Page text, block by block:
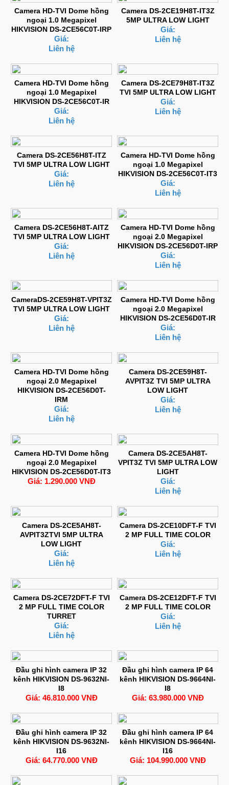
Camera HD-TVI Dome hồng
ngoại 1.0 Megapixel
HIKVISION DS-2CE56C0T-IRP
Giá:
Liên hệ
Camera DS-2CE19H8T-IT3Z
5MP ULTRA LOW LIGHT
Giá:
Liên hệ
Camera HD-TVI Dome hồng
ngoại 1.0 Megapixel
HIKVISION DS-2CE56C0T-IR
Giá:
Liên hệ
Camera DS-2CE79H8T-IT3Z
TVI 5MP ULTRA LOW LIGHT
Giá:
Liên hệ
Camera DS-2CE56H8T-ITZ
TVI 5MP ULTRA LOW LIGHT
Giá:
Liên hệ
Camera HD-TVI Dome hồng
ngoại 1.0 Megapixel
HIKVISION DS-2CE56C0T-IT3
Giá:
Liên hệ
Camera DS-2CE56H8T-AITZ
TVI 5MP ULTRA LOW LIGHT
Giá:
Liên hệ
Camera HD-TVI Dome hồng
ngoại 2.0 Megapixel
HIKVISION DS-2CE56D0T-IRP
Giá:
Liên hệ
CameraDS-2CE59H8T-VPIT3Z
TVI 5MP ULTRA LOW LIGHT
Giá:
Liên hệ
Camera HD-TVI Dome hồng
ngoại 2.0 Megapixel
HIKVISION DS-2CE56D0T-IR
Giá:
Liên hệ
Camera HD-TVI Dome hồng
ngoại 2.0 Megapixel
HIKVISION DS-2CE56D0T-
IRM
Giá:
Liên hệ
Camera DS-2CE59H8T-
AVPIT3Z TVI 5MP ULTRA
LOW LIGHT
Giá:
Liên hệ
Camera HD-TVI Dome hồng
ngoại 2.0 Megapixel
HIKVISION DS-2CE56D0T-IT3
Giá: 1.290.000 VNĐ
Camera DS-2CE5AH8T-
VPIT3Z TVI 5MP ULTRA LOW
LIGHT
Giá:
Liên hệ
Camera DS-2CE5AH8T-
AVPIT3ZTVI 5MP ULTRA
LOW LIGHT
Giá:
Liên hệ
Camera DS-2CE10DFT-F TVI
2 MP FULL TIME COLOR
Giá:
Liên hệ
Camera DS-2CE72DFT-F TVI
2 MP FULL TIME COLOR
TURRET
Giá:
Liên hệ
Camera DS-2CE12DFT-F TVI
2 MP FULL TIME COLOR
Giá:
Liên hệ
Đầu ghi hình camera IP 32
kênh HIKVISION DS-9632NI-
I8
Giá: 46.810.000 VNĐ
Đầu ghi hình camera IP 64
kênh HIKVISION DS-9664NI-
I8
Giá: 63.980.000 VNĐ
Đầu ghi hình camera IP 32
kênh HIKVISION DS-9632NI-
I16
Giá: 64.770.000 VNĐ
Đầu ghi hình camera IP 64
kênh HIKVISION DS-9664NI-
I16
Giá: 104.990.000 VNĐ